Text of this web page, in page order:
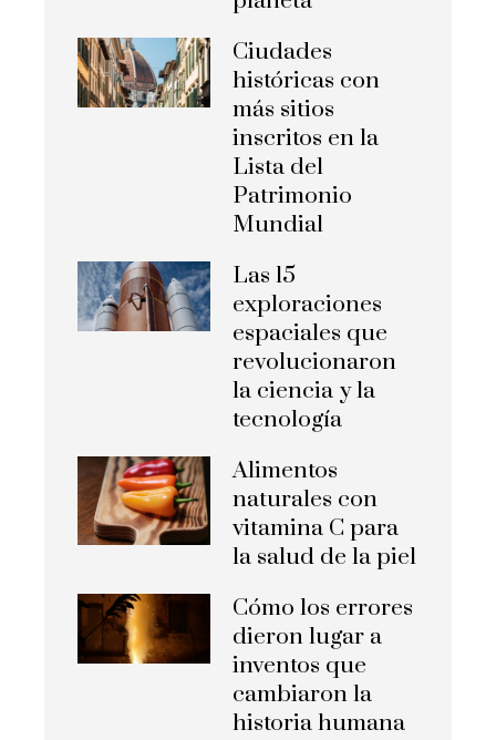
Ciudades
históricas con
más sitios
inscritos en la
Lista del
Patrimonio
Mundial
Las 15
exploraciones
espaciales que
revolucionaron
la ciencia y la
tecnología
Alimentos
naturales con
vitamina C para
la salud de la piel
Cómo los errores
dieron lugar a
inventos que
cambiaron la
historia humana